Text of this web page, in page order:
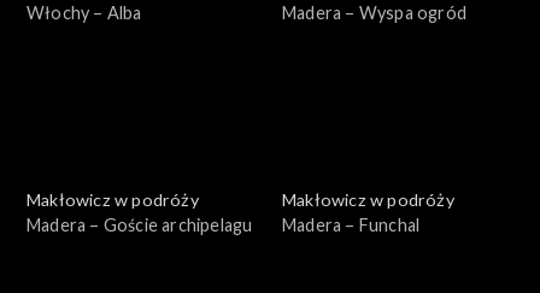
Włochy – Alba
Madera – Wyspa ogród
Makłowicz w podróży
Madera – Goście archipelagu
Makłowicz w podróży
Madera – Funchal